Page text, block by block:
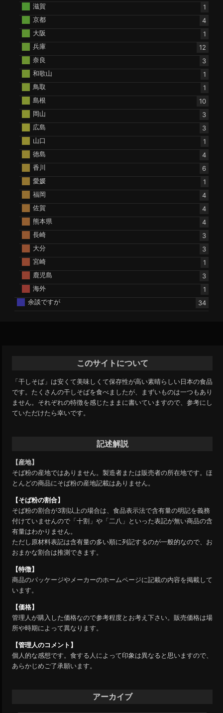
滋賀
1
京都
4
大阪
1
兵庫
12
奈良
3
和歌山
1
鳥取
1
島根
10
岡山
3
広島
3
山口
1
徳島
4
香川
6
愛媛
1
福岡
4
佐賀
4
熊本県
4
長崎
3
大分
3
宮崎
1
鹿児島
3
海外
1
余談ですが
34
このサイトについて
「干しそば」は安くて美味しくて保存性が高い素晴らしい日本の食品
です。たくさんの干しそばを食べましたが、まずいものは一つもあり
ません。それぞれの特徴を感じたままに書いていますので、参考にし
ていただけたら幸いです。
記述解説
【産地】
そば粉の産地ではありません。製造者または販売者の所在地です。ほ
とんどの商品にそば粉の産地記載はありません。
【そば粉の割合】
そば粉の割合が3割以上の場合は、食品表示法で含有量の明記を義務
付けていませんので「十割」や「二八」といった表記が無い商品の含
有量はわかりません。
ただし原材料表記は含有量の多い順に列記するのが一般的なので、お
おまかな割合は推測できます。
【特徴】
商品のパッケージやメーカーのホームページに記載の内容を掲載して
います。
【価格】
管理人が購入した価格なので参考程度とお考え下さい。販売価格は場
所や時期によって異なります。
【管理人のコメント】
個人的な感想です。食する人によって印象は異なると思いますので、
あらかじめご了承願います。
アーカイブ